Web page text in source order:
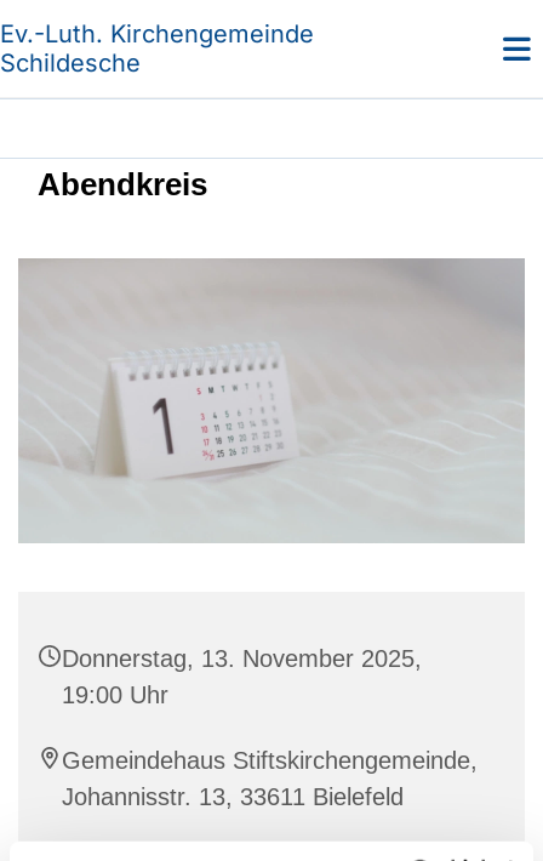
Ev.-Luth. Kirchengemeinde
Schildesche
Abendkreis
Donnerstag, 13. November 2025,
19:00 Uhr
Gemeindehaus Stiftskirchengemeinde,
Johannisstr. 13, 33611 Bielefeld